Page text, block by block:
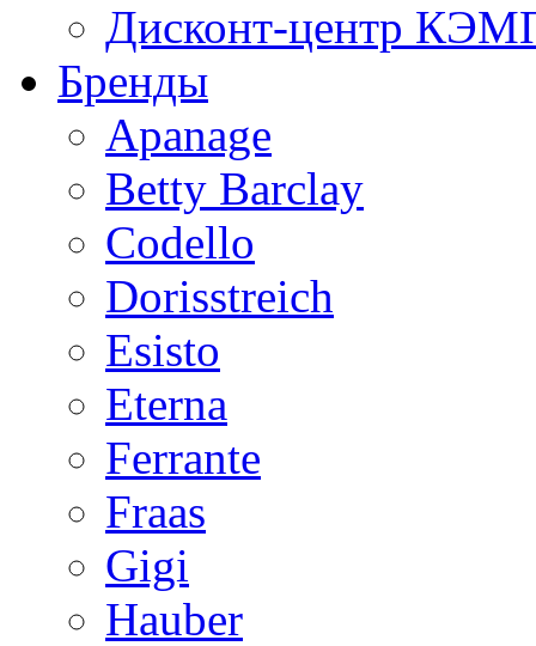
Дисконт-центр
Бренды
Apanage
Betty Barclay
Codello
Dorisstreich
Esisto
Eterna
Ferrante
Fraas
Gigi
Hauber